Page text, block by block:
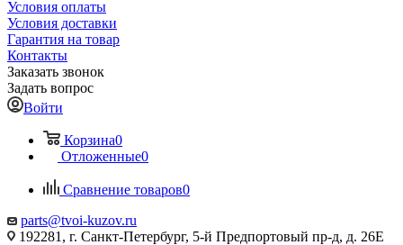
Условия оплаты
Условия доставки
Гарантия на товар
Контакты
Заказать звонок
Задать вопрос
Войти
Корзина0
Отложенные0
Сравнение товаров0
parts@tvoi-kuzov.ru
192281, г. Санкт-Петербург, 5-й Предпортовый пр-д, д. 26Е